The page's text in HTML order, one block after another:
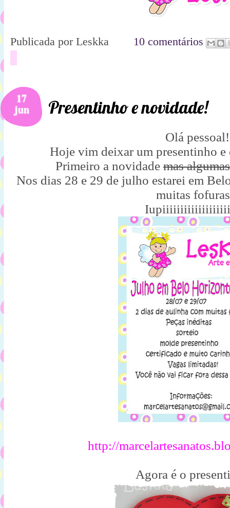
Publicada por Leskka 10 comentários
17
jun Presentinho e novidade!
Olá pessoal!
Hoje vim deixar um presentinho e
Primeiro a novidade mas
Nos dias 28 e 29 de julho estarei em
muitas
http://
Agora é o